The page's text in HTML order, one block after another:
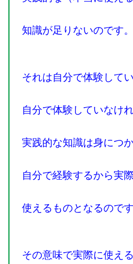
知識が足りないのです。
それは自分で体験して
自分で体験していなけ
実践的な知識は身につ
自分で経験するから実
使えるものとなるのです
その意味で実際に使え